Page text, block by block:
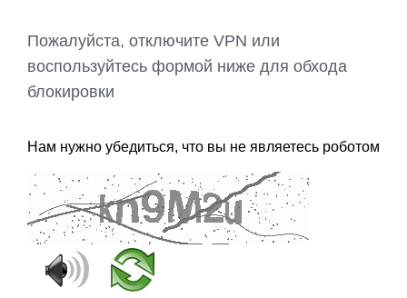
Пожалуйста, отключите VPN или
воспользуйтесь формой ниже для обхода
блокировки
Нам нужно убедиться, что вы не являетесь роботом